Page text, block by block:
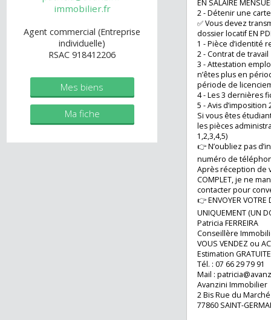
07 66 29 79 91
patricia@avanzini-
immobilier.fr
Agent commercial (Entreprise
individuelle)
RSAC 918412206
LES CONDITIONS
✅ Vous devez
1 - En CDI ou
et percevoir 2,8
EN SALAIRE
2 - Détenir une
✅ Vous devez
dossier locatif EN
1 - Pièce
2 - Contrat de
3 - Attestation
n’êtes plus en
période de
4 - Les 3
5 - Avis
Si vous êtes
les pièces
1,2,3,4,5)
👉 N’oubliez
numéro de
Après réception
COMPLET, je
contacter pour
👉 ENVOYER
UNIQUEMENT
Patricia FERREIRA
Conseillère
VOUS VENDEZ
Estimation